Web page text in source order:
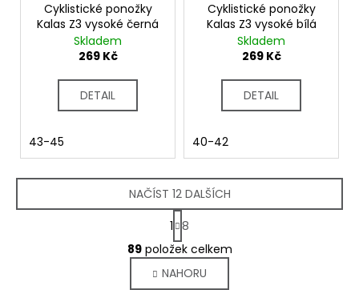
Cyklistické ponožky
Kalas Z3 vysoké černá
Skladem
269 Kč
DETAIL
43-45
Cyklistické ponožky
Kalas Z3 vysoké bílá
Skladem
269 Kč
DETAIL
40-42
O
v
l
NAČÍST 12 DALŠÍCH
S
t
r
á
n
1 8
89položek celkem
NAHORU